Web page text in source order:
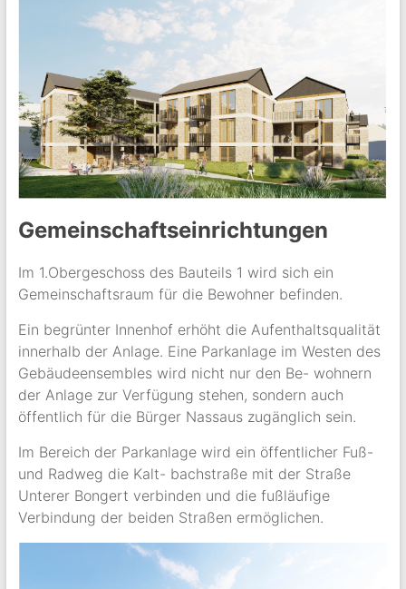
Gemeinschaftseinrichtungen
Im 1.Obergeschoss des Bauteils 1 wird sich ein
Gemeinschaftsraum für die Bewohner befinden.
Ein begrünter Innenhof erhöht die Aufenthaltsqualität
innerhalb der Anlage. Eine Parkanlage im Westen des
Gebäudeensembles wird nicht nur den Be- wohnern
der Anlage zur Verfügung stehen, sondern auch
öffentlich für die Bürger Nassaus zugänglich sein.
Im Bereich der Parkanlage wird ein öffentlicher Fuß-
und Radweg die Kalt- bachstraße mit der Straße
Unterer Bongert verbinden und die fußläufige
Verbindung der beiden Straßen ermöglichen.